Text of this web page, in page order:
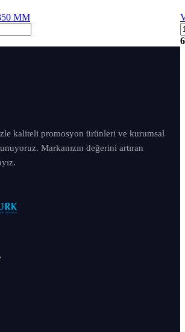
MM
kaliteli promosyon ürünleri ve kurumsal
Markanızın değerini artıran